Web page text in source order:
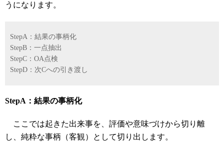
うになります。
StepA：結果の事柄化
StepB：一点抽出
StepC：OA点検
StepD：次Cへの引き渡し
StepA：結果の事柄化
ここでは起きた出来事を、評価や意味づけから切り離
し、純粋な事柄（客観）として切り出します。